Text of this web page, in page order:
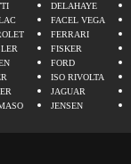
DELAHAYE
FACEL VEGA
FERRARI
FISKER
FORD
ISO RIVOLTA
JAGUAR
JENSEN